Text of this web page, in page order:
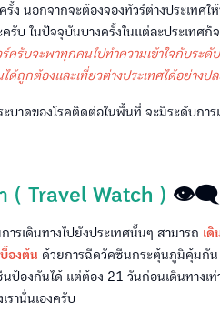
ง นอกจากจะต้องจองทัวร์ต่างประเทศใ
รับ ในปัจจุบันบางครั้งในแต่ละประเทศก็
ร์ครับจะพาทุกคนไปทำความเข้าใจกับระดับ
ด้ถูกต้องและเที่ยวต่างประเทศได้อย่างป
ะบาดของโรคติดต่อในพื้นที่ จะมีระดับการ
( Travel Watch ) 👁‍🗨
เดินทางไปยังประเทศนั้นๆ สามารถ เดิ
บื้องต้น ด้วยการฉีดวัคซีนกระตุ้นภูมิคุ้มกัน
ป้องกันได้ แต่ต้อง 21 วันก่อนเดินทางเท่
รานั่นเองครับ